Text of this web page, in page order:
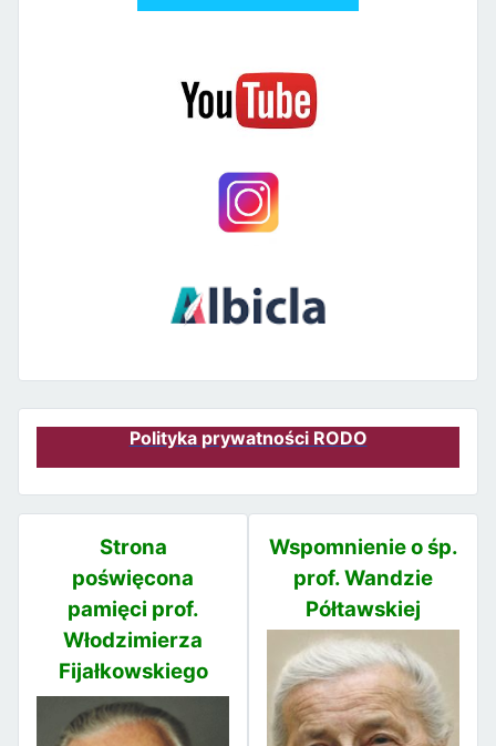
Polityka prywatności RODO
Strona
poświęcona
pamięci prof.
Włodzimierza
Fijałkowskiego
Wspomnienie o śp.
prof. Wandzie
Półtawskiej